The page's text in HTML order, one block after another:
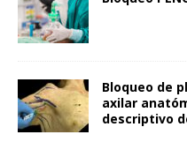
Bloqueo de
axilar
descriptivo